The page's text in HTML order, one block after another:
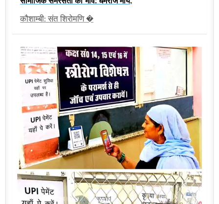
कौशाम्बी: संत शिरोमणि �